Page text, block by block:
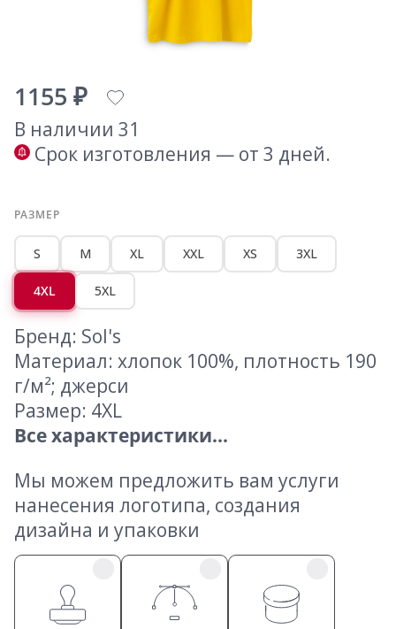
1155 ₽
В наличии 31
Срок изготовления — от 3 дней.
РАЗМЕР
S M XL XXL XS 3XL
4XL 5XL
Бренд: Sol's
Материал: хлопок 100%, плотность 190
г/м²; джерси
Размер: 4XL
Все характеристики...
Мы можем предложить вам услуги
нанесения логотипа, создания
дизайна и упаковки